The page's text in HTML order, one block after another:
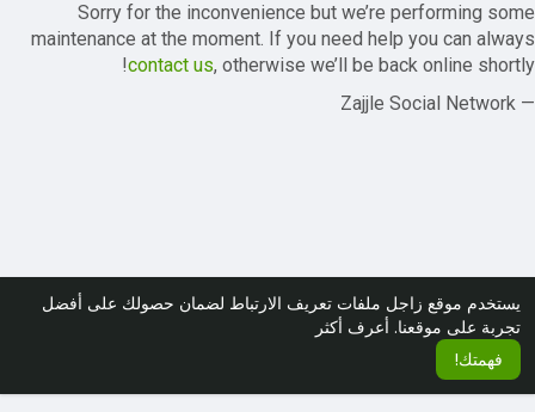
يستخدم موقع زاجل ملفات تعريف الارتباط لضمان حصولك على أفضل
تجربة على موقعنا. أعرف أكثر
فهمتك!
Sorry for the inconvenience but we’re performing some
maintenance at the moment. If you need help you can always
contact us, otherwise we’ll be back online shortly!
— Zajjle Social Network